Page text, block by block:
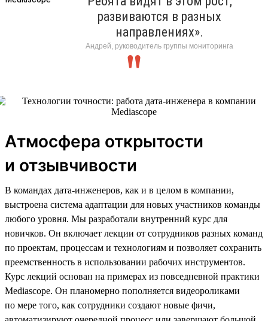
развиваются в разных
направлениях».
Андрей, руководитель группы мониторинга
Атмосфера открытости
и отзывчивости
В командах дата-инженеров, как и в целом в компании,
выстроена система адаптации для новых участников команды
любого уровня. Мы разработали внутренний курс для
новичков. Он включает лекции от сотрудников разных команд
по проектам, процессам и технологиям и позволяет сохранить
преемственность в использовании рабочих инструментов.
Курс лекций основан на примерах из повседневной практики
Mediascope. Он планомерно пополняется видеороликами
по мере того, как сотрудники создают новые фичи,